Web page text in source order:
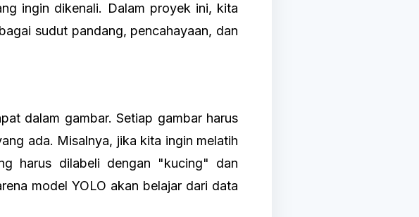
ingin dikenali. Dalam proyek ini, kita
sudut pandang, pencahayaan, dan
dalam gambar. Setiap gambar harus
ada. Misalnya, jika kita ingin melatih
harus dilabeli dengan "kucing" dan
model YOLO akan belajar dari data